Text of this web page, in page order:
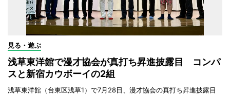
見る・遊ぶ
浅草東洋館で漫才協会が真打ち昇進披露目 コンパ
スと新宿カウボーイの2組
浅草東洋館（台東区浅草1）で7月28日、漫才協会の真打ち昇進披露目